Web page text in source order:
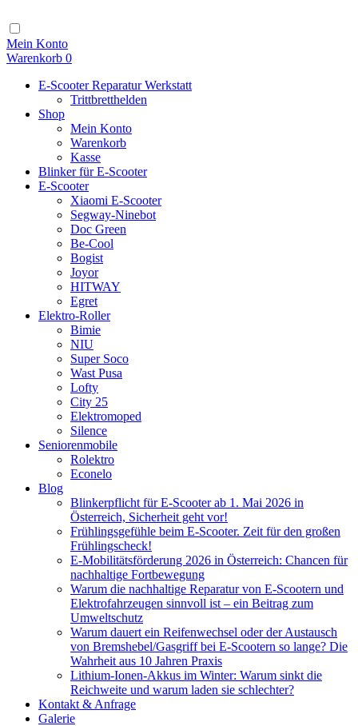
Inhalt
Mein Konto
Warenkorb 0
E-Scooter Reparatur Werkstatt
Trittbretthelden
Shop
Mein Konto
Warenkorb
Kasse
Blinker für E-Scooter
E-Scooter
Xiaomi E-Scooter
Segway-Ninebot
Doc Green
Be-Cool
Bogist
Joyor
HITWAY
Egret
Elektro-Roller
Bimie
NIU
Super Soco
Wast Pusa
Lofty
City 25
Elektromoped
Silence
Seniorenmobile
Rolektro
Econelo
Blog
Blinkerpflicht für E-Scooter ab 1. Mai 2026 in
Österreich, Sicherheit geht vor!
Frühlingsgefühle beim E-Scooter. Zeit für den großen
Frühlingscheck!
E-Mobilitätsförderung 2026 in Österreich: Chancen für
nachhaltige Fortbewegung
Warum die nachhaltige Reparatur von E-Scootern und
Elektrofahrzeugen sinnvoll ist – ein Beitrag zum
Umweltschutz
Warum dauert ein Reifenwechsel oder der Austausch
von Bremshebel/Gasgriff bei E-Scootern so lange? Die
Wahrheit aus 10 Jahren Praxis
Lithium-Ionen-Akkus im Winter: Warum sinkt die
Reichweite und warum laden sie schlechter?
Kontakt & Anfrage
Galerie